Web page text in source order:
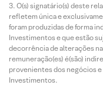
O(s) signatário(s) deste
refletem única e
foram produzidas de forma
Investimentos e que estão
decorrência de alterações
remuneração(es) é(são)
provenientes dos negócios
Investimentos.